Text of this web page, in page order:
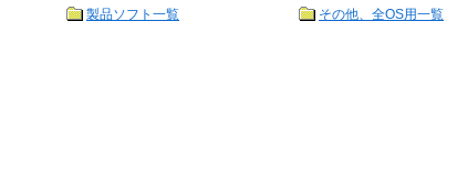
製品ソフト一覧 その他、全OS用一覧